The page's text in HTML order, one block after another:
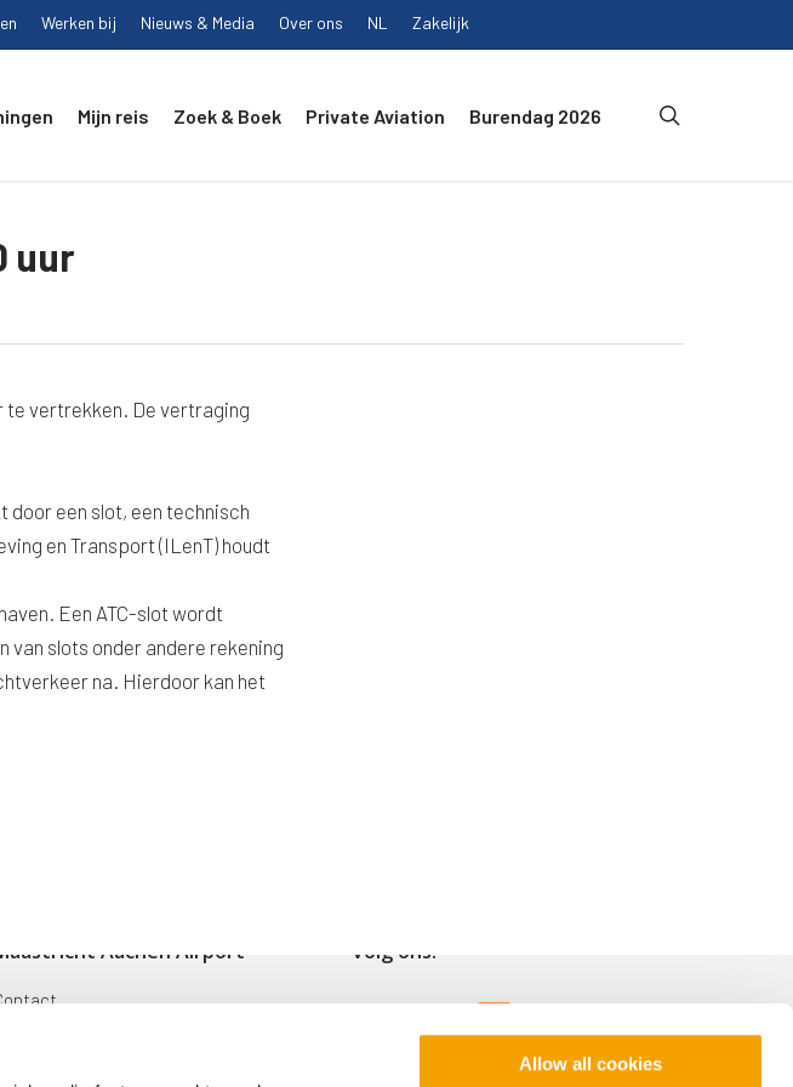
Allow all cookies
Werken bij Nieuws & Media Over ons NL Zakelijk
Mijn reis Zoek & Boek Private Aviation Burendag 2026
uur
te vertrekken. De vertraging
door een slot, een technisch
en Transport (ILenT) houdt
Een ATC-slot wordt
van slots onder andere rekening
na. Hierdoor kan het
Aachen Airport Volg ons!